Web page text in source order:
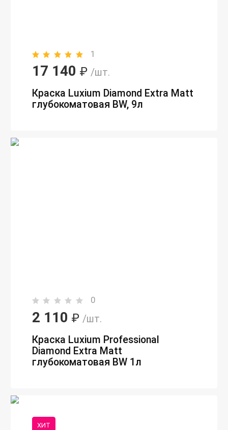
1
17 140 ₽ /шт.
Краска Luxium Diamond Extra Matt
глубокоматовая BW, 9л
0
2 110 ₽ /шт.
Краска Luxium Professional
Diamond Extra Matt
глубокоматовая BW 1л
ХИТ